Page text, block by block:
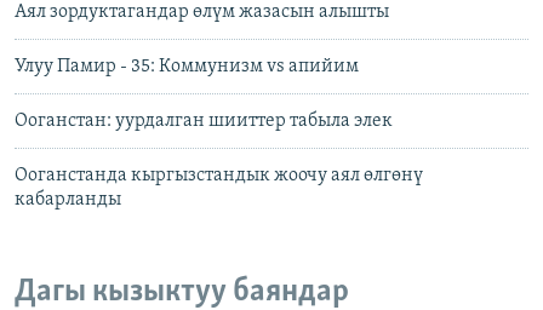
Аял зордуктагандар өлүм жазасын алышты
Улуу Памир - 35: Коммунизм vs апийим
Ооганстан: уурдалган шииттер табыла элек
Ооганстанда кыргызстандык жоочу аял өлгөнү
кабарланды
Дагы кызыктуу баяндар